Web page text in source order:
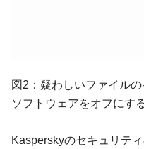
図2：疑わしいファイル
ソフトウェアをオフにす
Kasperskyのセキュリテ